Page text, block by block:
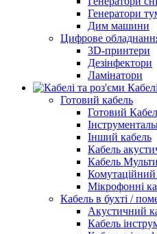
Генератори
Дим машини
Цифрове
3D-принтери
Дезінфектори
Ламінатори
Готовий кабель
Готовий
Інший кабель
Кабель
Кабель
Комутаційний
Мікрофонні
Кабель в бухті /
Акустичний
Кабель